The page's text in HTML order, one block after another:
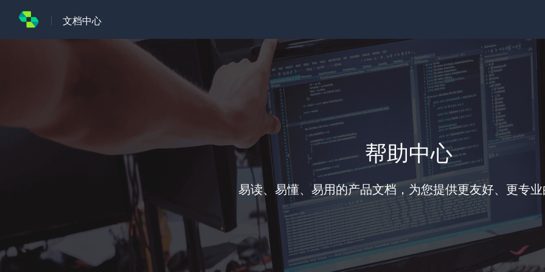
文档中心
帮助中心
易读、易懂、易用的产品文档，为您提供更友好、更专